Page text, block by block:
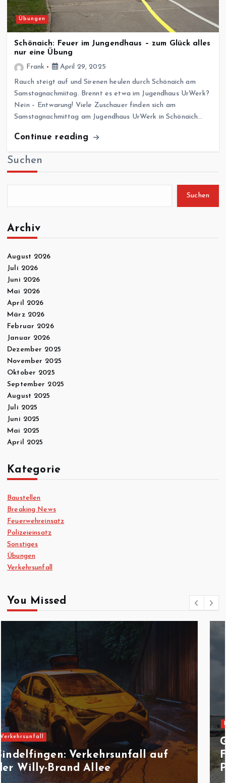
Übungen
Schönaich: Feuer im Jungendhaus – zum Glück alles
nur eine Übung
Frank
April 29, 2025
Rauch steigt auf und Sirenen heulen durch Schönaich am
Samstagnachmiitag. Brennt es etwa im Jugendhaus UrWerk?
Nein – Entwarung! Viele Zuschauer finden sich am
Samstagnachmittag am Jugendhaus UrWerk in Schönaich…
Continue reading
Suchen
Suchen
Archiv
August 2026
Juli 2026
Juni 2026
Mai 2026
April 2026
März 2026
Februar 2026
Januar 2026
Dezember 2025
November 2025
Oktober 2025
September 2025
August 2025
Juli 2025
Juni 2025
Mai 2025
April 2025
Kategorie
Baustellen
Breaking News
Feuerwehreinsatz
Polizeieinsatz
Sonstiges
Übungen
Verkehrsunfall
You Missed
Feuerwehreinsatz
Gäufelden-Nebringen:
Fräsmaschine brennt in
Produktionshalle